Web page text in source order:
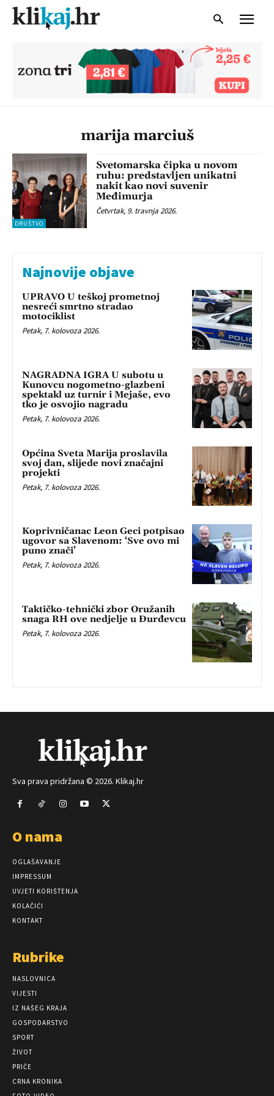
marija marciuš
DRUŠTVO
Svetomarska čipka u novom
ruhu: predstavljen unikatni
nakit kao novi suvenir
Međimurja
Četvrtak, 9. travnja 2026.
Najnovije objave
UPRAVO U teškoj prometnoj
nesreći smrtno stradao
motociklist
Petak, 7. kolovoza 2026.
NAGRADNA IGRA U subotu u
Kunovcu nogometno-glazbeni
spektakl uz turnir i Mejaše, evo
tko je osvojio nagradu
Petak, 7. kolovoza 2026.
Općina Sveta Marija proslavila
svoj dan, slijede novi značajni
projekti
Petak, 7. kolovoza 2026.
Koprivničanac Leon Geci potpisao
ugovor sa Slavenom: ‘Sve ovo mi
puno znači’
Petak, 7. kolovoza 2026.
Taktičko-tehnički zbor Oružanih
snaga RH ove nedjelje u Đurđevcu
Petak, 7. kolovoza 2026.
Sva prava pridržana © 2026. Klikaj.hr
O nama
OGLAŠAVANJE
IMPRESSUM
UVJETI KORIŠTENJA
KOLAČIĆI
KONTAKT
Rubrike
NASLOVNICA
VIJESTI
IZ NAŠEG KRAJA
GOSPODARSTVO
SPORT
ŽIVOT
PRIČE
CRNA KRONIKA